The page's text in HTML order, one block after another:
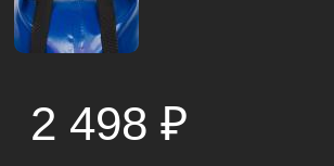
2 498 ₽